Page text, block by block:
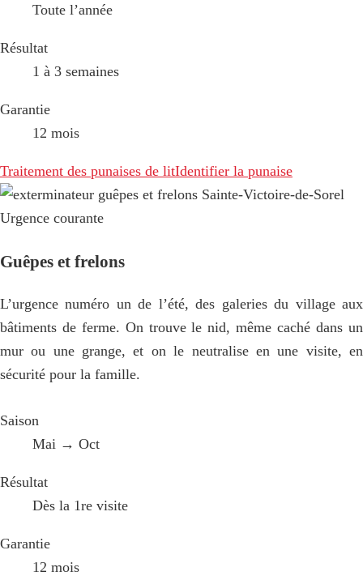
Toute l’année
Résultat
1 à 3 semaines
Garantie
12 mois
Traitement des punaises de litIdentifier la punaise
Urgence courante
Guêpes et frelons
L’urgence numéro un de l’été, des galeries du village aux
bâtiments de ferme. On trouve le nid, même caché dans un
mur ou une grange, et on le neutralise en une visite, en
sécurité pour la famille.
Saison
Mai → Oct
Résultat
Dès la 1re visite
Garantie
12 mois